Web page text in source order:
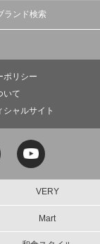
ランド検索
ポリシー
いて
ャルサイト
VERY
Mart